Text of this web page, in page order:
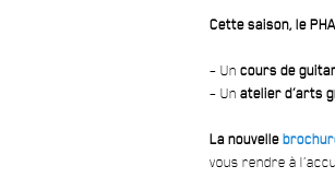
Cette saison, le
– Un cours de
– Un atelier d’arts
La nouvelle
vous rendre à